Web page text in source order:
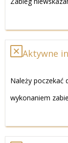
Aktywne
Należy poczekać
wykonaniem